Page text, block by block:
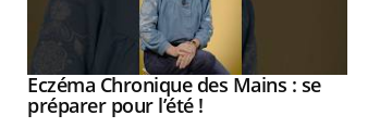
Youtube
Eczéma Chronique des Mains : se
préparer pour l’été !Youtube